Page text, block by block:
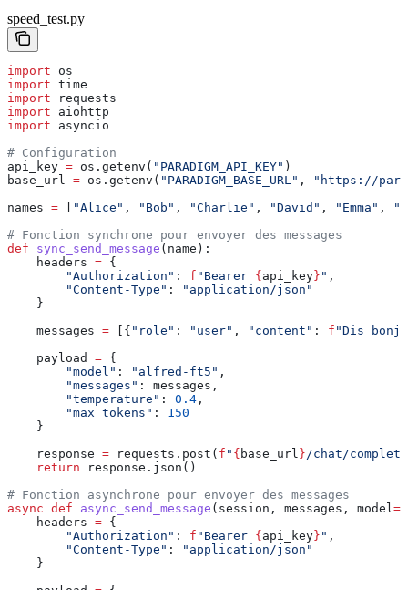
speed_test.py
import os
import time
import requests
import aiohttp
import asyncio
# Configuration
api_key = os.getenv( "PARADIGM_API_KEY" )
base_url = os.getenv( "PARADIGM_BASE_URL" ,
"https://
names = "Alice" , "Bob" , "Charlie" , "David" , "Emma" ,
# Fonction synchrone pour envoyer des messages
def sync_send_message ( name ):
    headers
= {
        "Authorization"
: f "Bearer { api_key } " ,
        "Content-Type"
:
"application/json"
    }
    messages
= [{ "role" : "user" , "content" : f "Dis
    payload
= {
        "model"
: "alfred-ft5" ,
        "messages"
: messages,
        "temperature"
: 0.4 ,
        "max_tokens"
: 150
    }
    response
= requests.post( f " { base_url }/chat/
    return
response.json()
# Fonction asynchrone pour envoyer des messages
async def async_send_message ( session , messages , model=
    headers
= {
        "Authorization"
: f "Bearer { api_key } " ,
        "Content-Type"
:
"application/json"
    }